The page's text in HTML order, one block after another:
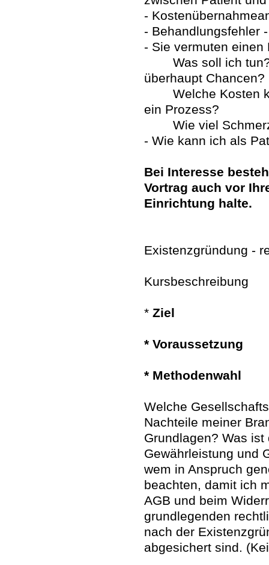
-
- Behandlungsfehler
- Sie vermuten einen
Was soll ich tun?
überhaupt Chancen?
Welche Kosten
ein Prozess?
Wie viel
- Wie kann ich als
Bei Interesse
Vortrag auch vor
Einrichtung halte.
Existenzgründung -
Kursbeschreibung
* Ziel
* Voraussetzung
* Methodenwahl
Welche
Nachteile meiner
Grundlagen? Was
Gewährleistung und
wem in Anspruch
beachten, damit ich
AGB und beim
grundlegenden
nach der
abgesichert sind.